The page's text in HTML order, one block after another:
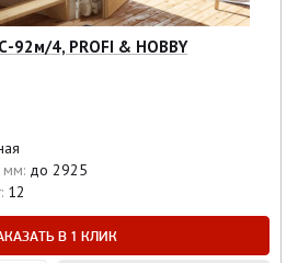
92м/4, PROFI & HOBBY
мм: до 2925
12
В 1 КЛИК